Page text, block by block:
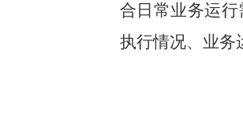
合日常业务运
执行情况、业务